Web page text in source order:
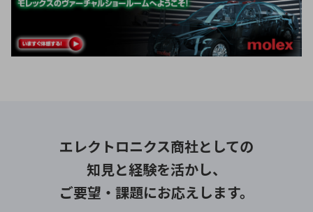
エレクトロニクス商社としての
知見と経験を活かし、
ご要望・課題にお応えします。